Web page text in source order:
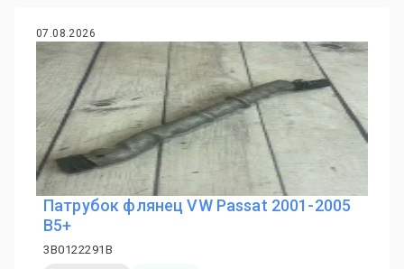
07.08.2026
Патрубок флянец VW Passat 2001-2005
B5+
3B0122291B